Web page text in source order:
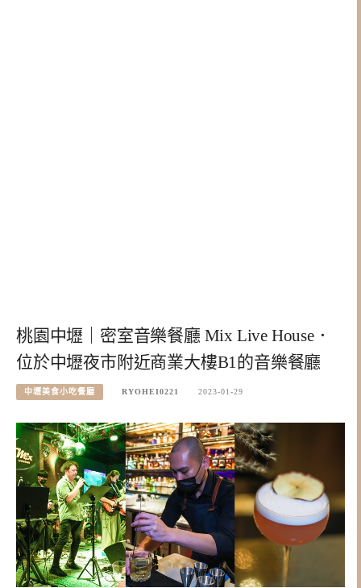
桃園中壢｜密室音樂餐廳 Mix Live House．
位於中壢夜市附近商業大樓B1的音樂餐廳
中壢美食小吃餐廳 RYOHEI0221 2023-01-29